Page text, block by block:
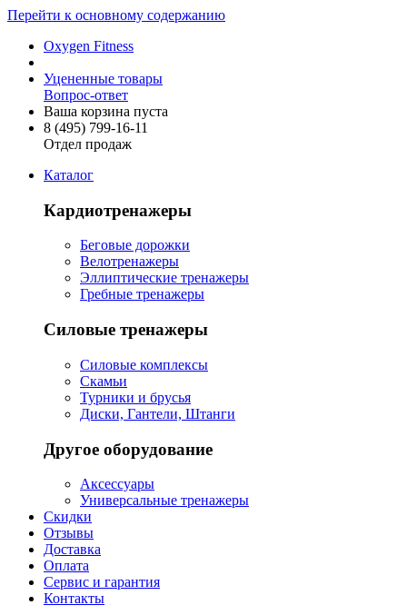
Перейти к основному содержанию
Oxygen Fitness
Уцененные товары
Вопрос-ответ
Ваша корзина пуста
8 (495) 799-16-11
Отдел продаж
Каталог
Кардиотренажеры
Беговые дорожки
Велотренажеры
Эллиптические тренажеры
Гребные тренажеры
Силовые тренажеры
Силовые комплексы
Скамьи
Турники и брусья
Диски, Гантели, Штанги
Другое оборудование
Аксессуары
Универсальные тренажеры
Скидки
Отзывы
Доставка
Оплата
Сервис и гарантия
Контакты